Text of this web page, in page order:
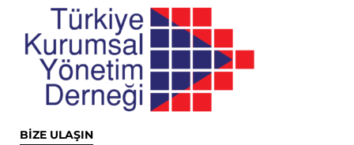
BİZE ULAŞIN